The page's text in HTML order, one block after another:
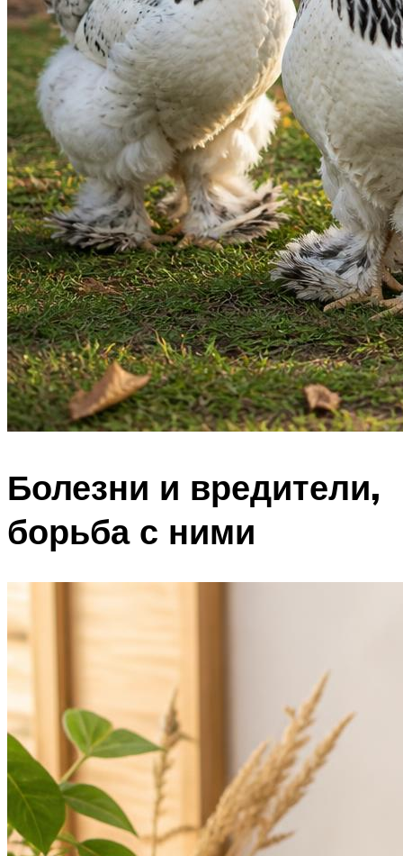
Болезни и вредители,
борьба с ними